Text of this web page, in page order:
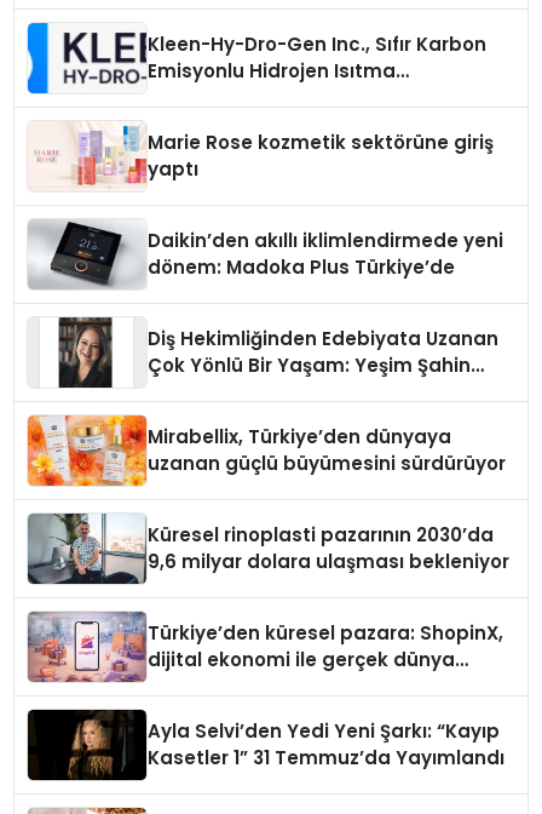
Kleen-Hy-Dro-Gen Inc., Sıfır Karbon
Emisyonlu Hidrojen Isıtma
Marie Rose kozmetik sektörüne giriş
yaptı
Daikin’den akıllı iklimlendirmede yeni
dönem: Madoka Plus Türkiye’de
Diş Hekimliğinden Edebiyata Uzanan
Çok Yönlü Bir Yaşam: Yeşim Şahin
Mirabellix, Türkiye’den dünyaya
uzanan güçlü büyümesini sürdürüyor
Küresel rinoplasti pazarının 2030’da
9,6 milyar dolara ulaşması bekleniyor
Türkiye’den küresel pazara: ShopinX,
dijital ekonomi ile gerçek dünya
Ayla Selvi’den Yedi Yeni Şarkı: “Kayıp
Kasetler 1” 31 Temmuz’da Yayımlandı